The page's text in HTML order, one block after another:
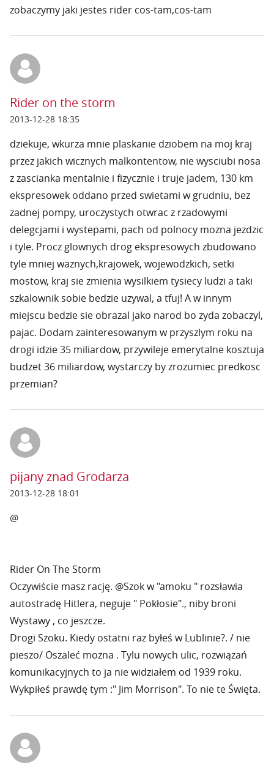
zobaczymy jaki jestes rider cos-tam,cos-tam
Rider on the storm
2013-12-28 18:35
dziekuje, wkurza mnie plaskanie dziobem na moj kraj
przez jakich wicznych malkontentow, nie wysciubi nosa
z zascianka mentalnie i fizycznie i truje jadem, 130 km
ekspresowek oddano przed swietami w grudniu, bez
zadnej pompy, uroczystych otwrac z rzadowymi
delegcjami i wystepami, pach od polnocy mozna jezdzic
i tyle. Procz glownych drog ekspresowych zbudowano
tyle mniej waznych,krajowek, wojewodzkich, setki
mostow, kraj sie zmienia wysilkiem tysiecy ludzi a taki
szkalownik sobie bedzie uzywal, a tfuj! A w innym
miejscu bedzie sie obrazal jako narod bo zyda zobaczyl,
pajac. Dodam zainteresowanym w przyszlym roku na
drogi idzie 35 miliardow, przywileje emerytalne kosztuja
budzet 36 miliardow, wystarczy by zrozumiec predkosc
przemian?
pijany znad Grodarza
2013-12-28 18:01
@
Rider On The Storm
Oczywiście masz rację. @Szok w "amoku " rozsławia
autostradę Hitlera, neguje " Pokłosie"., niby broni
Wystawy , co jeszcze.
Drogi Szoku. Kiedy ostatni raz byłeś w Lublinie?. / nie
pieszo/ Oszaleć można . Tylu nowych ulic, rozwiązań
komunikacyjnych to ja nie widziałem od 1939 roku.
Wykpiłeś prawdę tym :" Jim Morrison". To nie te Święta.